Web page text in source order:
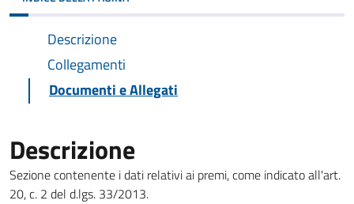
Descrizione
Collegamenti
Documenti e Allegati
Descrizione
Sezione contenente i dati relativi ai premi, come indicato all'art.
20, c. 2 del d.lgs. 33/2013.